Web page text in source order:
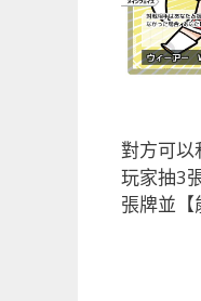
對方可以
玩家抽3
張牌並【